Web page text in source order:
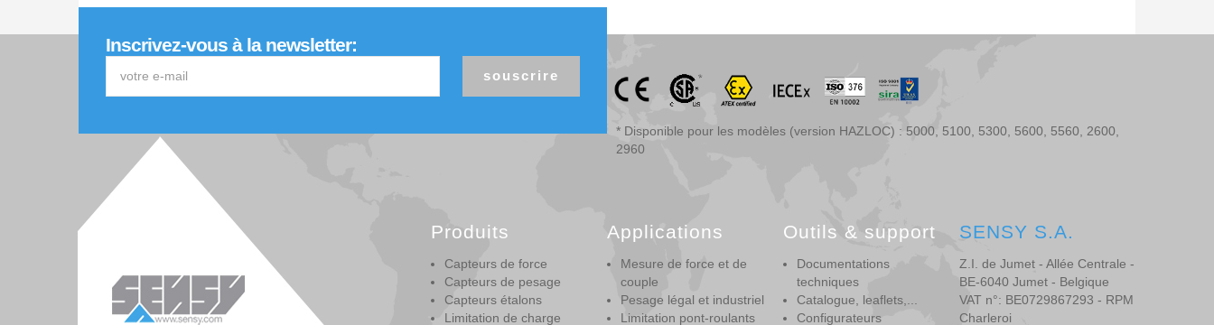
Inscrivez-vous à la newsletter:
souscrire
* Disponible pour les modèles (version HAZLOC) : 5000, 5100, 5300, 5600, 5560, 2600,
2960
Produits
Capteurs de force
Capteurs de pesage
Capteurs étalons
Limitation de charge
Applications
Mesure de force et de
couple
Pesage légal et industriel
Limitation pont-roulants
Outils & support
Documentations
techniques
Catalogue, leaflets,...
Configurateurs
SENSY S.A.
Z.I. de Jumet - Allée Centrale -
BE-6040 Jumet - Belgique
VAT n°: BE0729867293 - RPM
Charleroi